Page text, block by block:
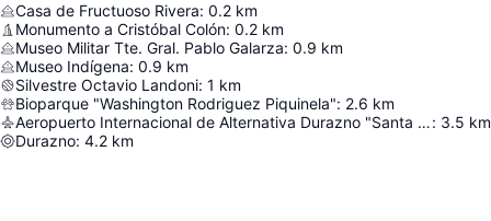
Casa de Fructuoso Rivera: 0.2 km
Monumento a Cristóbal Colón: 0.2 km
Museo Militar Tte. Gral. Pablo Galarza: 0.9 km
Museo Indígena: 0.9 km
Silvestre Octavio Landoni: 1 km
Bioparque "Washington Rodriguez Piquinela": 2.6 km
Aeropuerto Internacional de Alternativa Durazno "Santa Bernardina": 3.5 km
Durazno: 4.2 km